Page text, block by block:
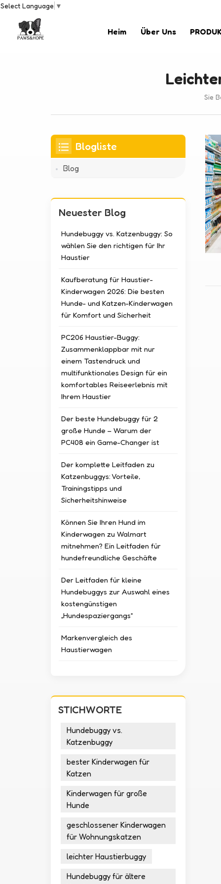
Select Language ▼
Heim Über Uns
Sie
Blogliste
Blog
Neuester Blog
Hundebuggy vs. Katzenbuggy: So
wählen Sie den richtigen für Ihr
Haustier
Kaufberatung für Haustier-
Kinderwagen 2026: Die besten
Hunde- und Katzen-Kinderwagen
für Komfort und Sicherheit
PC206 Haustier-Buggy:
Zusammenklappbar mit nur
einem Tastendruck und
multifunktionales Design für ein
komfortables Reiseerlebnis mit
Ihrem Haustier
Der beste Hundebuggy für 2
große Hunde – Warum der
PC408 ein Game-Changer ist
Der komplette Leitfaden zu
Katzenbuggys: Vorteile,
Trainingstipps und
Sicherheitshinweise
Können Sie Ihren Hund im
Kinderwagen zu Walmart
mitnehmen? Ein Leitfaden für
hundefreundliche Geschäfte
Der Leitfaden für kleine
Hundebuggys zur Auswahl eines
kostengünstigen
„Hundespaziergangs“
Markenvergleich des
Haustierwagen
STICHWORTE
Hundebuggy vs.
Katzenbuggy
bester Kinderwagen für
Katzen
Kinderwagen für große
Hunde
geschlossener Kinderwagen
für Wohnungskatzen
leichter Haustierbuggy
Hundebuggy für ältere